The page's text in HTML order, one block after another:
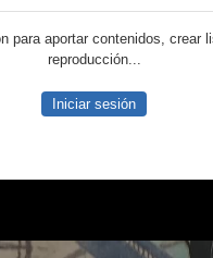
para aportar contenidos, crear
reproducción...
Iniciar sesión